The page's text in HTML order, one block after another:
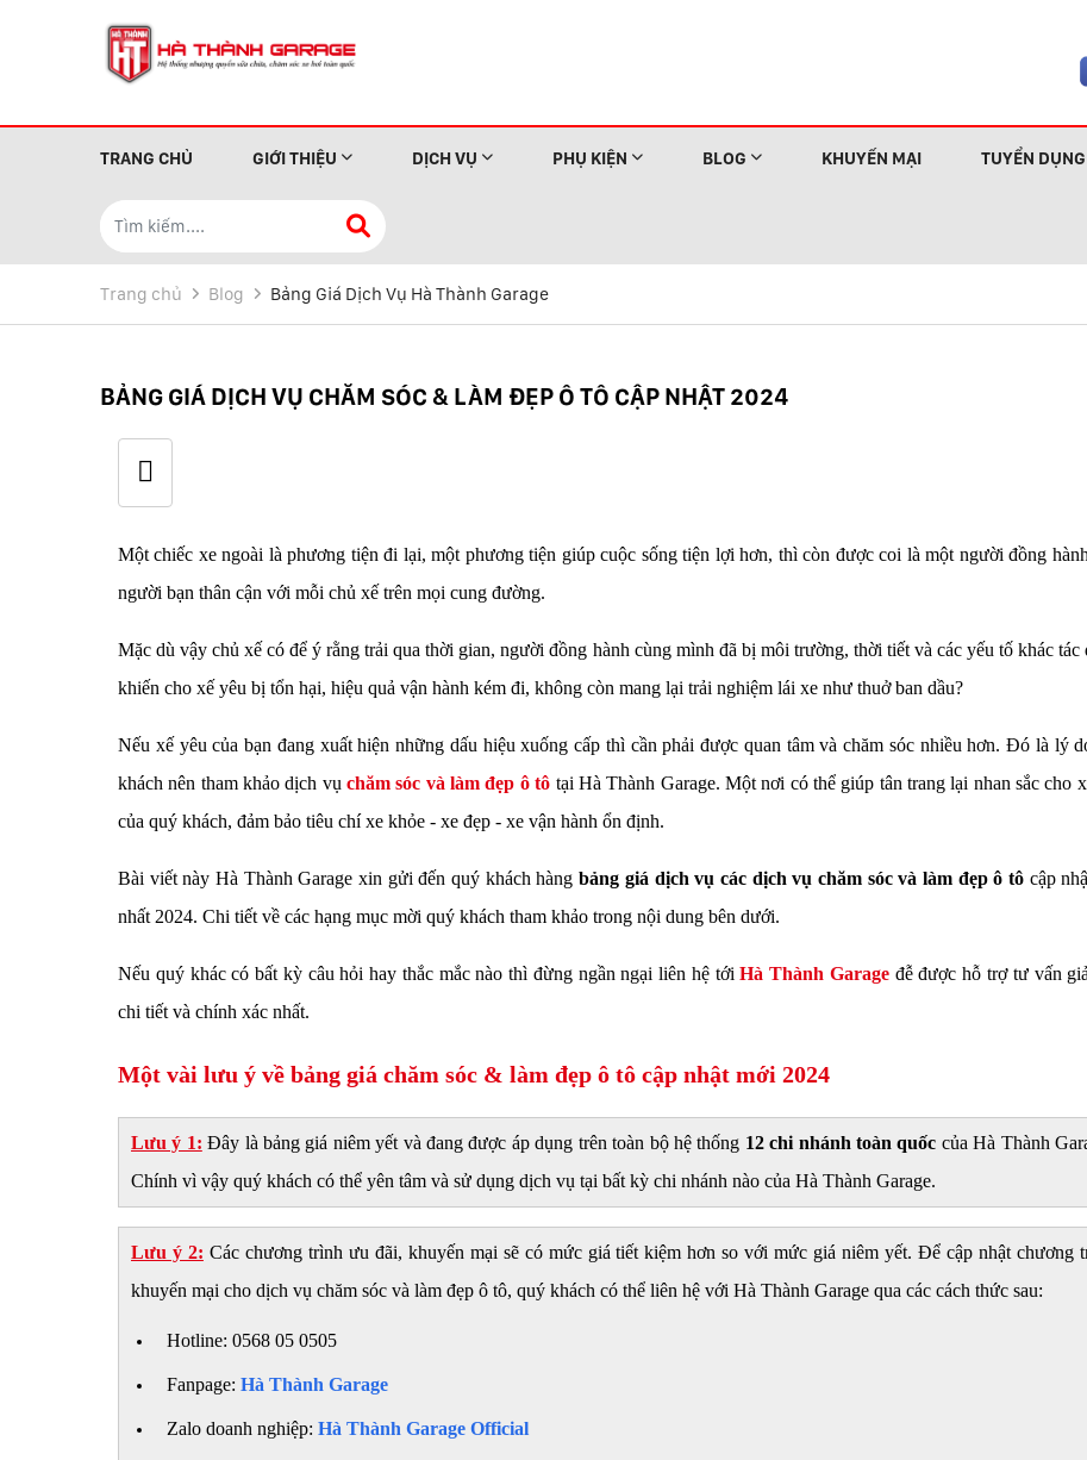
TRANG CHỦ GIỚI THIỆU DỊCH VỤ PHỤ KIỆN BLOG KHUYẾN MẠI TUYỂN DỤNG
Trang chủ Blog Bảng Giá Dịch Vụ Hà Thành Garage
BẢNG GIÁ DỊCH VỤ CHĂM SÓC & LÀM ĐẸP Ô TÔ CẬP NHẬT 2024
Một chiếc xe ngoài là phương tiện đi lại, một phương tiện giúp cuộc sống tiện lợi hơn, thì còn được coi là một người đồng
người bạn thân cận với mỗi chủ xế trên mọi cung đường.
Mặc dù vậy chủ xế có để ý rằng trải qua thời gian, người đồng hành cùng mình đã bị môi trường, thời tiết và các yếu tố khác tác
khiến cho xế yêu bị tổn hại, hiệu quả vận hành kém đi, không còn mang lại trải nghiệm lái xe như thuở ban dầu?
Nếu xế yêu của bạn đang xuất hiện những dấu hiệu xuống cấp thì cần phải được quan tâm và chăm sóc nhiều hơn. Đó là lý
khách nên tham khảo dịch vụchăm sóc và làm đẹp ô tô tại Hà Thành Garage. Một nơi có thể giúp tân trang lại nhan sắc cho
của quý khách, đảm bảo tiêu chí xe khỏe - xe đẹp - xe vận hành ổn định.
Bài viết này Hà Thành Garage xin gửi đến quý khách hàngbảng giá dịch vụ các dịch vụ chăm sóc và làm đẹp ô tôcập
nhất 2024. Chi tiết về các hạng mục mời quý khách tham khảo trong nội dung bên dưới.
Nếu quý khác có bất kỳ câu hỏi hay thắc mắc nào thì đừng ngần ngại liên hệ tớiHà Thành Garageđễ được hỗ trợ tư vấn
chi tiết và chính xác nhất.
Một vài lưu ý về bảng giá chăm sóc & làm đẹp ô tô cập nhật mới 2024
Lưu ý 1: Đây là bảng giá niêm yết và đang được áp dụng trên toàn bộ hệ thống 12 chi nhánh toàn quốc của Hà Thành
Chính vì vậy quý khách có thể yên tâm và sử dụng dịch vụ tại bất kỳ chi nhánh nào của Hà Thành Garage.
Lưu ý 2: Các chương trình ưu đãi, khuyến mại sẽ có mức giá tiết kiệm hơn so với mức giá niêm yết. Để cập nhật chương
khuyến mại cho dịch vụ chăm sóc và làm đẹp ô tô, quý khách có thể liên hệ với Hà Thành Garage qua các cách thức sau:
Hotline: 0568 05 0505
Fanpage: Hà Thành Garage
Zalo doanh nghiệp: Hà Thành Garage Official